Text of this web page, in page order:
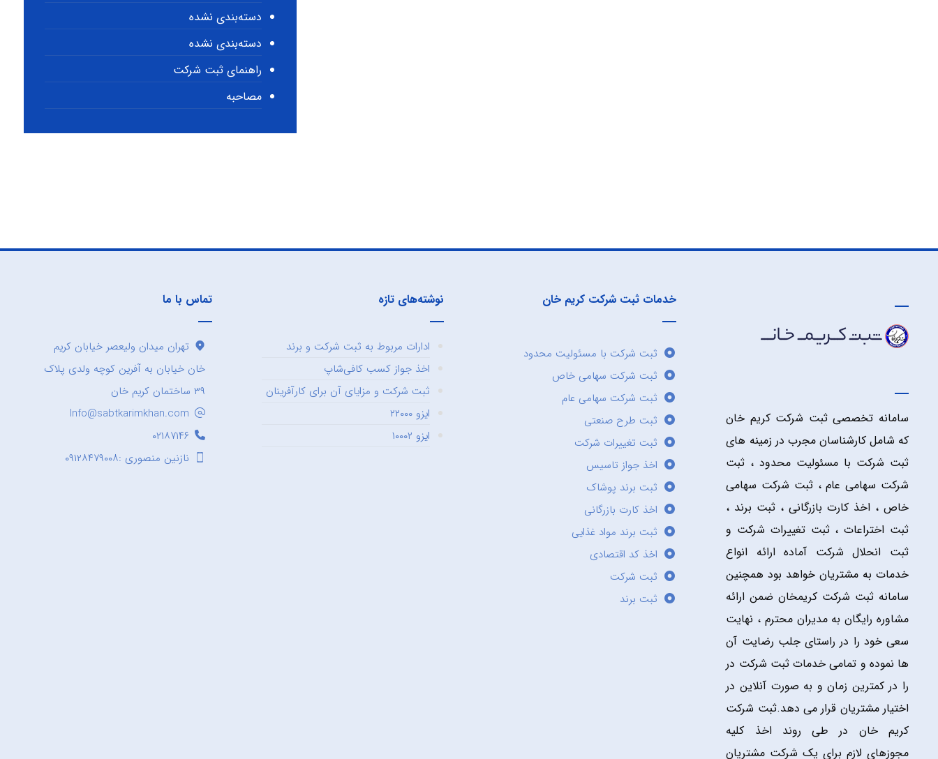
دسته‌بندی نشده
دسته‌بندی نشده
راهنمای ثبت شرکت
مصاحبه
سامانه تخصصی ثبت شرکت کریم خان
که شامل کارشناسان مجرب در زمینه های
ثبت شرکت با مسئولیت محدود ، ثبت
شرکت سهامی عام ، ثبت شرکت سهامی
خاص ، اخذ کارت بازرگانی ، ثبت برند ،
ثبت اختراعات ، ثبت تغییرات شرکت و
ثبت انحلال شرکت آماده ارائه انواع
خدمات به مشتریان خواهد بود همچنین
سامانه ثبت شرکت کریمخان ضمن ارائه
مشاوره رایگان به مدیران محترم ، نهایت
سعی خود را در راستای جلب رضایت آن
ها نموده و تمامی خدمات ثبت شرکت در
را در کمترین زمان و به صورت آنلاین در
اختیار مشتریان قرار می دهد.ثبت شرکت
کریم خان در طی روند اخذ کلیه
مجوزهای لازم برای یک شرکت مشتریان
خدمات ثبت شرکت کریم خان
ثبت شرکت با مسئولیت محدود
ثبت شرکت سهامی خاص
ثبت شرکت سهامی عام
ثبت طرح صنعتی
ثبت تغییرات شرکت
اخذ جواز تاسیس
ثبت برند پوشاک
اخذ کارت بازرگانی
ثبت برند مواد غذایی
اخذ کد اقتصادی
ثبت شرکت
ثبت برند
نوشته‌های تازه
ادارات مربوط به ثبت شرکت و برند
اخذ جواز کسب کافی‌شاپ
ثبت شرکت و مزایای آن برای کارآفرینان
ایزو ۲۲۰۰۰
ایزو ۱۰۰۰۲
تماس با ما
تهران میدان ولیعصر خیابان کریم
خان خیابان به آفرین کوچه ولدی پلاک
۳۹ ساختمان کریم خان
Info@sabtkarimkhan.com
۰۲۱۸۷۱۴۶
نازنین منصوری :۰۹۱۲۸۴۷۹۰۰۸